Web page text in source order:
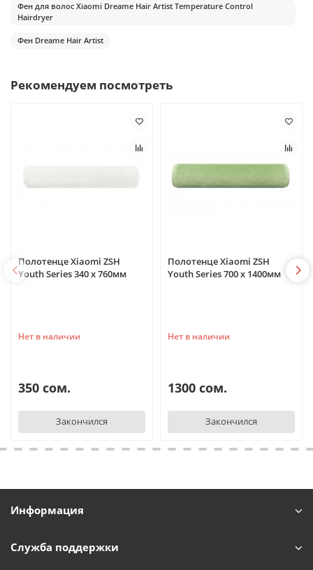
Фен для волос Xiaomi Dreame Hair Artist Temperature Control
Hairdryer
Фен Dreame Hair Artist
Рекомендуем посмотреть
Полотенце Xiaomi ZSH
Youth Series 340 x 760мм
Нет в наличии
350 сом.
Закончился
Полотенце Xiaomi ZSH
Youth Series 700 x 1400мм
Нет в наличии
1300 сом.
Закончился
Информация
Служба поддержки